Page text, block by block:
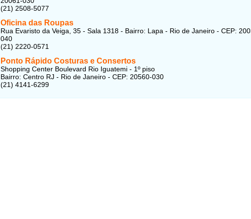
(21) 2508-5077
Oficina das Roupas
Rua Evaristo da Veiga, 35 - Sala 1318 - Bairro: Lapa - Rio de Janeiro - CEP:
040
(21) 2220-0571
Ponto Rápido Costuras e Consertos
Shopping Center Boulevard Rio Iguatemi - 1º piso
Bairro: Centro RJ - Rio de Janeiro - CEP: 20560-030
(21) 4141-6299